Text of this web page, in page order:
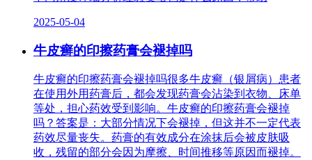
2025-05-04
牛皮癣的印擦药膏会褪掉吗
牛皮癣的印擦药膏会褪掉吗很多牛皮癣（银屑病）患者
在使用外用药膏后，都会发现药膏会沾染到衣物、床单
等处，担心药效受到影响。牛皮癣的印擦药膏会褪掉
吗？答案是：大部分情况下会褪掉，但这并不一定代表
药效尽量丧失。药膏的有效成分在涂抹后会被皮肤吸
收，残留的部分会因为摩擦、时间推移等原因而褪掉。